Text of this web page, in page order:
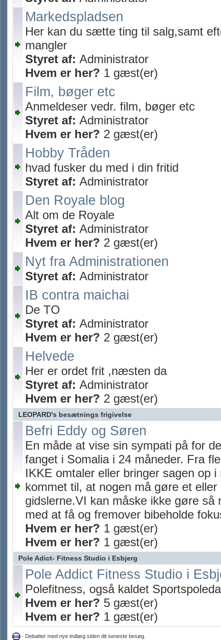
Markedspladsen
Her kan du sætte ting til salg,samt
mangler
Styret af: Administrator
Hvem er her? 1 gæst(er)
Film, bøger etc
Anmeldeser vedr. film, bøger etc
Styret af: Administrator
Hvem er her? 2 gæst(er)
Hobby Tråden
hvad fusker du med i din fritid
Styret af: Administrator
Den Royale blog
Alt om de Royale
Styret af: Administrator
Hvem er her? 2 gæst(er)
Nyt fra Administrationen
Styret af: Administrator
IB contra maichai
De TO
Styret af: Administrator
Hvem er her? 2 gæst(er)
Helvede
Her er ordet frit ,næsten da
Styret af: Administrator
Hvem er her? 2 gæst(er)
LEOPARD's besætnings frigivelse
Befri Eddy og Søren
En måde at vise sin sympati på for
fanget i Somalia i 24 måneder. Fra
IKKE omtaler eller bringer sagen op
kommet til, at nogen må gøre et
gidslerne.VI kan måske ikke gøre
med at få og fremover bibeholde
Hvem er her? 1 gæst(er)
Hvem er her? 1 gæst(er)
Pole Adict- Fitness Studio i Esbjerg
Pole Addict Fitness Studio i
Polefitness, også kaldet
Hvem er her? 5 gæst(er)
Hvem er her? 1 gæst(er)
- Debatter med nye indlæg siden dit seneste besøg.